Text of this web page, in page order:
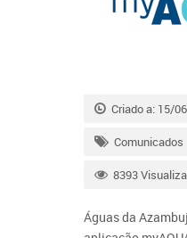
Criado a: 15/
Comunicados
8393
Águas da